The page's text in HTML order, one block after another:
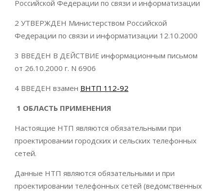
Российской Федерации по связи и информатизации
2 УТВЕРЖДЕН Министерством Российской
Федерации по связи и информатизации 12.10.2000
3 ВВЕДЕН В ДЕЙСТВИЕ информационным письмом
от 26.10.2000 г. N 6906
4 ВВЕДЕН взамен ВНТП 112-92
1 ОБЛАСТЬ ПРИМЕНЕНИЯ
Настоящие НТП являются обязательными при
проектировании городских и сельских телефонных
сетей.
Данные НТП являются обязательными и при
проектировании телефонных сетей (ведомственных